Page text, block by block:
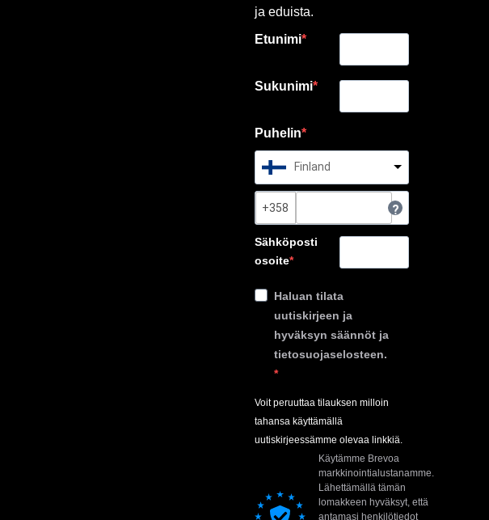
ja eduista.
Etunimi
Sukunimi
Puhelin
Finland
?
Sähköposti
osoite
Haluan tilata
uutiskirjeen ja
hyväksyn säännöt ja
tietosuojaselosteen.
Voit peruuttaa tilauksen milloin
tahansa käyttämällä
uutiskirjeessämme olevaa linkkiä.
Käytämme Brevoa
markkinointialustanamme.
Lähettämällä tämän
lomakkeen hyväksyt, että
antamasi henkilötiedot